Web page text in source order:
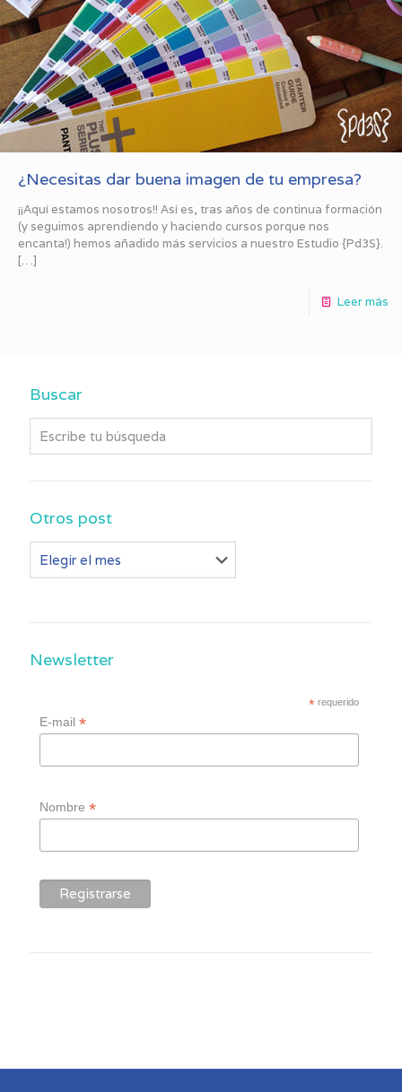
¿Necesitas dar buena imagen de tu empresa?
¡¡Aquí estamos nosotros!! Así es, tras años de continua formación
(y seguimos aprendiendo y haciendo cursos porque nos
encanta!) hemos añadido más servicios a nuestro Estudio {Pd3S}.
[…]
Leer más
Buscar
Otros post
post
Newsletter
* requerido
E-mail*
Nombre*